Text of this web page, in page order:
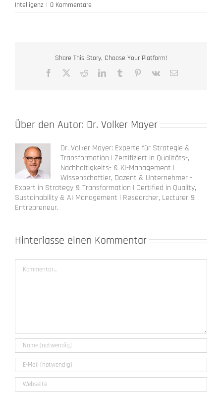
Intelligenz | 0 Kommentare
Share This Story, Choose Your Platform!
Facebook RedditLinkedInTumblr Pinterest
Vk
E-
Über den Autor: Dr. Volker Mayer
Dr. Volker Mayer: Experte für Strategie &
Transformation | Zertifiziert in Qualitäts-,
Nachhaltigkeits- & KI-Management |
Wissenschaftler, Dozent & Unternehmer -
Expert in Strategy & Transformation | Certified in Quality,
Sustainability & AI Management | Researcher, Lecturer &
Entrepreneur.
Hinterlasse einen Kommentar
Kommentar